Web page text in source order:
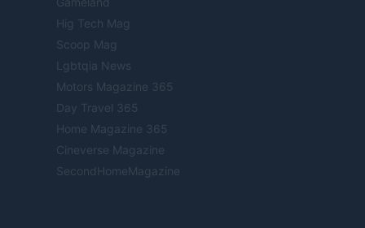
Hig Tech Mag
Scoop Mag
Lgbtqia News
Motors Magazine 365
Day Travel 365
Home Magazine 365
Cineverse Magazine
SecondHomeMagazine